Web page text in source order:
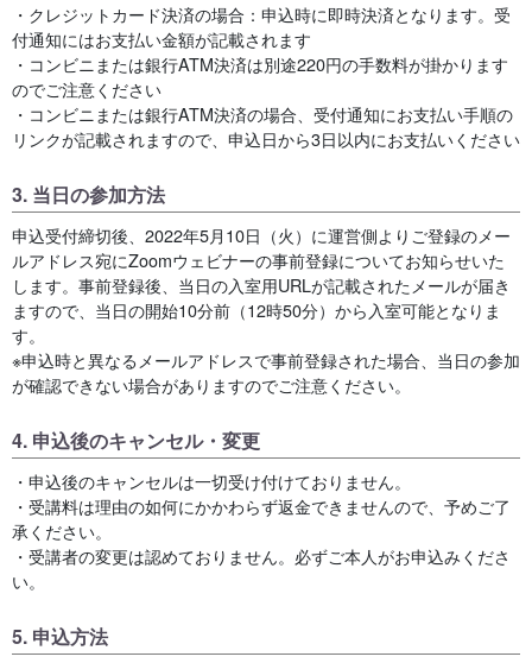
・クレジットカード決済の場合：申込時に即時決済となります。受
付通知にはお支払い金額が記載されます
・コンビニまたは銀行ATM決済は別途220円の手数料が掛かります
のでご注意ください
・コンビニまたは銀行ATM決済の場合、受付通知にお支払い手順の
リンクが記載されますので、申込日から3日以内にお支払いください
3. 当日の参加方法
申込受付締切後、2022年5月10日（火）に運営側よりご登録のメー
ルアドレス宛にZoomウェビナーの事前登録についてお知らせいた
します。事前登録後、当日の入室用URLが記載されたメールが届き
ますので、当日の開始10分前（12時50分）から入室可能となりま
す。
※申込時と異なるメールアドレスで事前登録された場合、当日の参加
が確認できない場合がありますのでご注意ください。
4. 申込後のキャンセル・変更
・申込後のキャンセルは一切受け付けておりません。
・受講料は理由の如何にかかわらず返金できませんので、予めご了
承ください。
・受講者の変更は認めておりません。必ずご本人がお申込みくださ
い。
5. 申込方法